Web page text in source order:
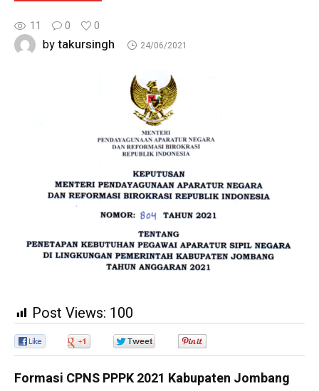
11 0 0
bytakursingh 24/06/2021
Post Views: 100
Formasi CPNS PPPK 2021 Kabupaten Jombang